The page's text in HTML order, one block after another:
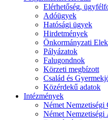
Elérhetőség,
Adóügyek
Hatósági ügyek
Hirdetmények
Önkormányzati
Pályázatok
Falugondnok
Körzeti megbízott
Család és
Közérdekű adatok
Intézmények
Német Nemzetiségi
Német Nemzetiségi